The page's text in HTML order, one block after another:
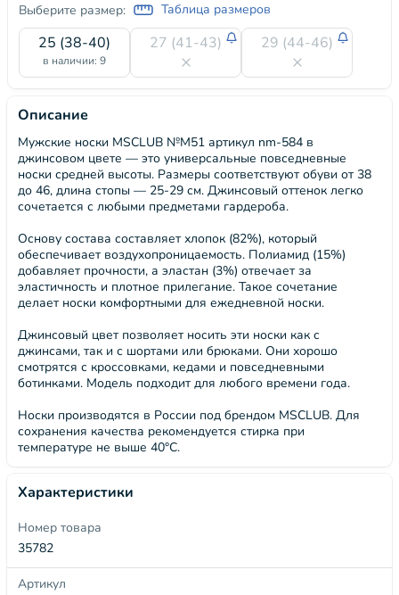
Выберите размер: Таблица размеров
25 (38-40)
в наличии: 9
27 (41-43) 29 (44-46)
Описание
Мужские носки MSCLUB №М51 артикул nm-584 в
джинсовом цвете — это универсальные повседневные
носки средней высоты. Размеры соответствуют обуви от 38
до 46, длина стопы — 25-29 см. Джинсовый оттенок легко
сочетается с любыми предметами гардероба.
Основу состава составляет хлопок (82%), который
обеспечивает воздухопроницаемость. Полиамид (15%)
добавляет прочности, а эластан (3%) отвечает за
эластичность и плотное прилегание. Такое сочетание
делает носки комфортными для ежедневной носки.
Джинсовый цвет позволяет носить эти носки как с
джинсами, так и с шортами или брюками. Они хорошо
смотрятся с кроссовками, кедами и повседневными
ботинками. Модель подходит для любого времени года.
Носки производятся в России под брендом MSCLUB. Для
сохранения качества рекомендуется стирка при
температуре не выше 40°C.
Характеристики
Номер товара
35782
Артикул